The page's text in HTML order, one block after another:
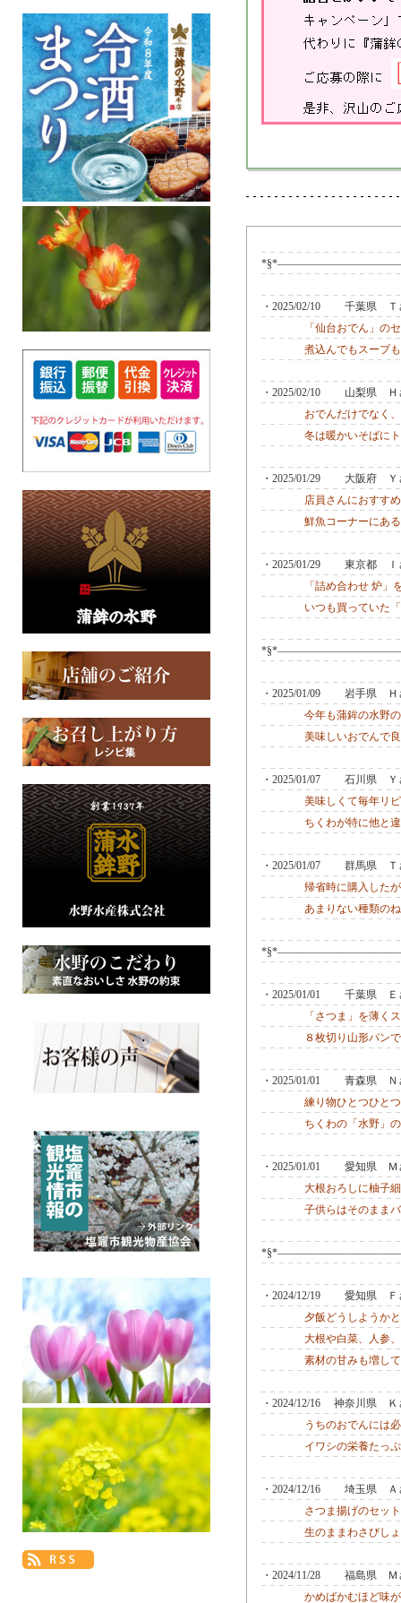
・2025/02/10 千葉県 Ｔ
「仙台おでん」の
煮込んでもスープ
・2025/02/10 山梨県 Ｈ
おでんだけでなく
冬は暖かいそばに
・2025/01/29 大阪府 Ｙ
店員さんにおすす
鮮魚コーナーにあ
・2025/01/29 東京都 Ｉ
「詰め合わせ 炉
いつも買っていた
・2025/01/09 岩手県 Ｈ
今年も蒲鉾の水野
美味しいおでんで
・2025/01/07 石川県 Ｙ
美味しくて毎年リ
ちくわが特に他と
・2025/01/07 群馬県 Ｔ
帰省時に購入した
あまりない種類の
・2025/01/01 千葉県 Ｅ
「さつま」を薄く
８枚切り山形パン
・2025/01/01 青森県 Ｎ
練り物ひとつひと
ちくわの「水野」
・2025/01/01 愛知県 Ｍ
大根おろしに柚子
子供らはそのまま
・2024/12/19 愛知県 Ｆ
夕飯どうしようか
大根や白菜、人参
素材の甘みも増し
・2024/12/16 神奈川県
うちのおでんには
イワシの栄養たっ
・2024/12/16 埼玉県 Ａ
さつま揚げのセッ
生のままわさびし
・2024/11/28 福島県 Ｍ
かめばかむほど味